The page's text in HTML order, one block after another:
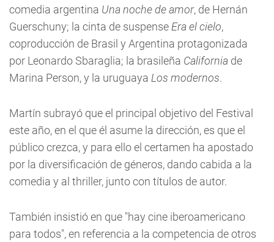
comedia argentina Una noche de amor, de Hernán
Guerschuny; la cinta de suspense Era el cielo,
coproducción de Brasil y Argentina protagonizada
por Leonardo Sbaraglia; la brasileña California de
Marina Person, y la uruguaya Los modernos.
Martín subrayó que el principal objetivo del Festival
este año, en el que él asume la dirección, es que el
público crezca, y para ello el certamen ha apostado
por la diversificación de géneros, dando cabida a la
comedia y al thriller, junto con títulos de autor.
También insistió en que "hay cine iberoamericano
para todos", en referencia a la competencia de otros